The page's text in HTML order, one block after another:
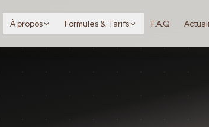
À propos Formules & Tarifs F.A.Q